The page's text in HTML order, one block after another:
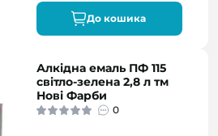
До кошика
Алкідна емаль ПФ 115
світло-зелена 2,8 л тм
Нові Фарби
0